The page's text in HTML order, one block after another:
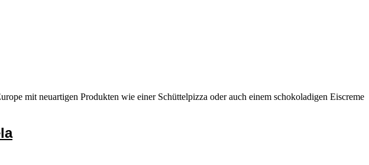
mit neuartigen Produkten wie einer Schüttelpizza oder auch einem schokoladigen Eiscreme